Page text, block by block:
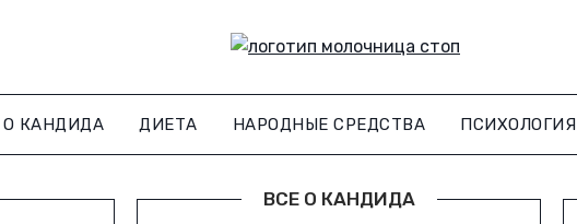
О КАНДИДА ДИЕТА НАРОДНЫЕ СРЕДСТВА ПСИХОЛОГИЯ
ВСЕ О КАНДИДА